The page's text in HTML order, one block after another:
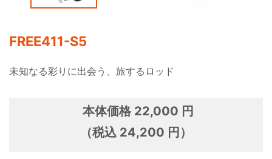
FREE411-S5
未知なる彩りに出会う、旅するロッド
本体価格 22,000 円
（税込 24,200 円）